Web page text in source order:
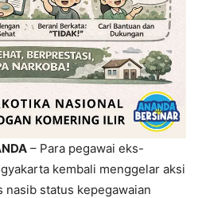
– Para pegawai eks-
kembali menggelar aksi
status kepegawaian